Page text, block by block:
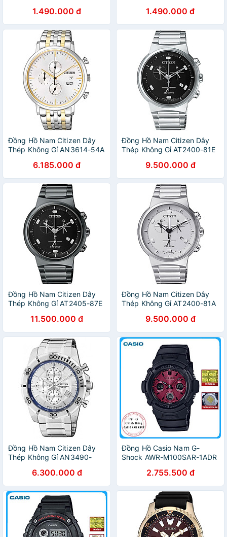
1.490.000 đ 1.490.000 đ
Đồng Hồ Nam Citizen Dây
Thép Không Gỉ AN3614-54A
6.185.000 đ
Đồng Hồ Nam Citizen Dây
Thép Không Gỉ AT2400-81E
9.500.000 đ
Đồng Hồ Nam Citizen Dây
Thép Không Gỉ AT2405-87E
11.500.000 đ
Đồng Hồ Nam Citizen Dây
Thép Không Gỉ AT2400-81A
9.500.000 đ
Đồng Hồ Nam Citizen Dây
Thép Không Gỉ AN3490-
6.300.000 đ
Đồng Hồ Casio Nam G-
Shock AWR-M100SAR-1ADR
2.755.500 đ